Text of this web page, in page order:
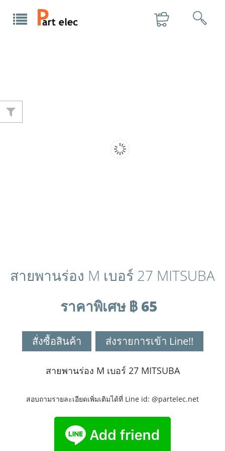
สายพานร่อง M เบอร์ 27 MITSUBA
ราคาพิเศษ ฿ 65
สั่งซื้อสินค้า ส่งรายการเข้า Line!!
สายพานร่อง M เบอร์ 27 MITSUBA
สอบถามรายละเอียดเพิ่มเติมได้ที่ Line id: @partelec.net